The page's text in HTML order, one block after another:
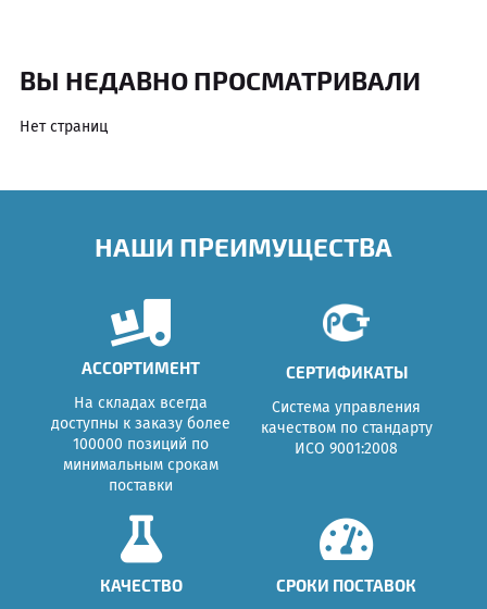
ВЫ НЕДАВНО ПРОСМАТРИВАЛИ
Нет страниц
НАШИ ПРЕИМУЩЕСТВА
АССОРТИМЕНТ
На складах всегда
доступны к заказу более
100000 позиций по
минимальным срокам
поставки
СЕРТИФИКАТЫ
Система управления
качеством по стандарту
ИСО 9001:2008
КАЧЕСТВО СРОКИ ПОСТАВОК